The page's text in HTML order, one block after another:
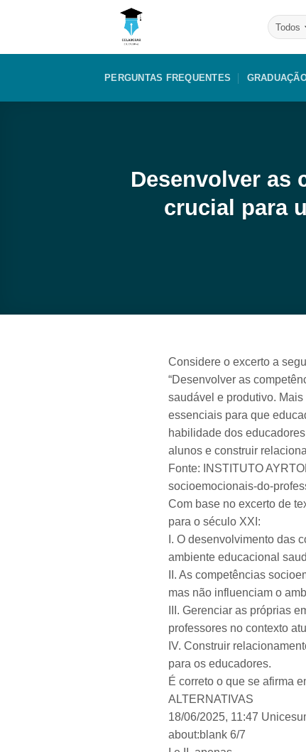
PERGUNTAS FREQUENTES
Desenvolver as
crucial para
Considere o excerto a
“Desenvolver as
saudável e produtivo.
essenciais para que
habilidade dos
alunos e construir
Fonte: INSTITUTO
socioemocionais-do-
Com base no excerto de
para o século XXI:
I. O desenvolvimento das
ambiente educacional
II. As competências
mas não influenciam o
III. Gerenciar as próprias
professores no contexto
IV. Construir
para os educadores.
É correto o que se afirma
ALTERNATIVAS
18/06/2025, 11:47
about:blank 6/7